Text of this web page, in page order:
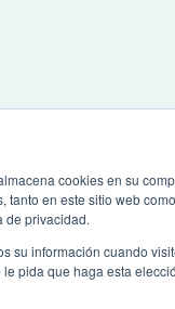
cookies en su
tanto en este sitio web
de privacidad.
su información cuando
pida que haga esta